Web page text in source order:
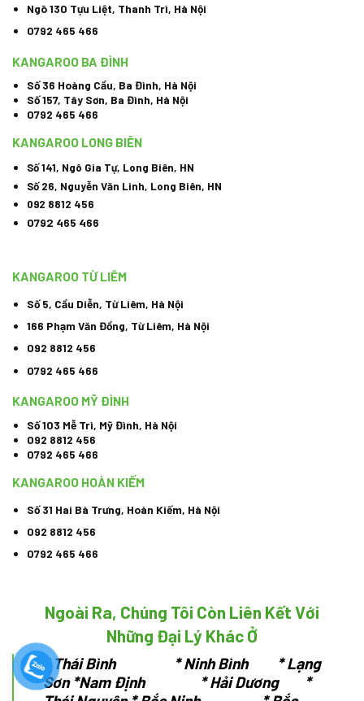
Ngõ 130 Tựu Liệt, Thanh Trì, Hà Nội
0792 465 466
KANGAROO BA ĐÌNH
Số 36 Hoàng Cầu, Ba Đình, Hà Nội
Số 157, Tây Sơn, Ba Đình, Hà Nội
0792 465 466
KANGAROO LONG BIÊN
Số 141, Ngô Gia Tự, Long Biên, HN
Số 26, Nguyễn Văn Linh, Long Biên, HN
092 8812 456
0792 465 466
KANGAROO TỪ LIÊM
Số 5, Cầu Diễn, Từ Liêm, Hà Nội
166 Phạm Văn Đồng, Từ Liêm, Hà Nội
092 8812 456
0792 465 466
KANGAROO MỸ ĐÌNH
Số 103 Mễ Trì, Mỹ Đình, Hà Nội
092 8812 456
0792 465 466
KANGAROO HOÀN KIẾM
Số 31 Hai Bà Trưng, Hoàn Kiếm, Hà Nội
092 8812 456
0792 465 466
Ngoài Ra, Chúng Tôi Còn Liên Kết Với
Những Đại Lý Khác Ở
*Thái Bình * Ninh Bình * Lạng
Sơn *Nam Định * Hải Dương *